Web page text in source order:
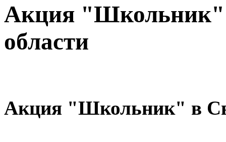
Акция "Школьник"
области
Акция "Школьник" в